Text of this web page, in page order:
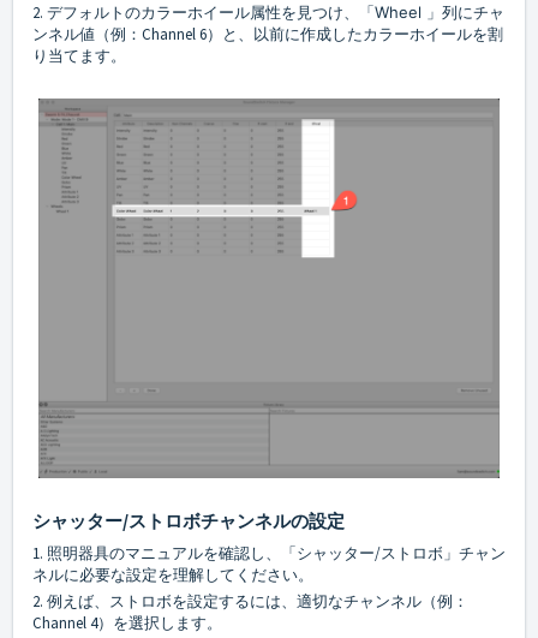
2. デフォルトのカラーホイール属性を見つけ、「Wheel 」列にチャ
ンネル値（例：Channel 6）と、以前に作成したカラーホイールを割
り当てます。
シャッター/ストロボチャンネルの設定
1. 照明器具のマニュアルを確認し、「シャッター/ストロボ」チャン
ネルに必要な設定を理解してください。
2. 例えば、ストロボを設定するには、適切なチャンネル（例：
Channel 4）を選択します。